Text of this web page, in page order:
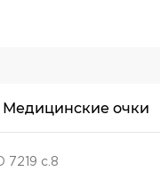
Медицинские очки
7219 c.8